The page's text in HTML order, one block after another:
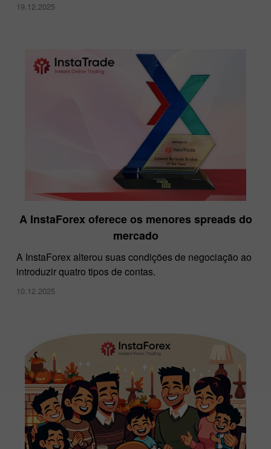
19.12.2025
A InstaForex oferece os menores spreads do
mercado
A InstaForex alterou suas condições de negociação ao
introduzir quatro tipos de contas.
10.12.2025